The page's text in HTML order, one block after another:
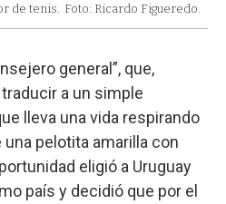
de tenis. Foto: Ricardo Figueredo.
general”, que,
a un simple
lleva una vida respirando
pelotita amarilla con
eligió a Uruguay
país y decidió que por el